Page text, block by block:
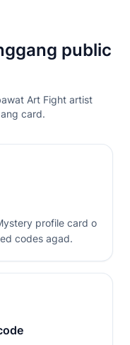
public
Art Fight artist
card.
profile card o
codes agad.